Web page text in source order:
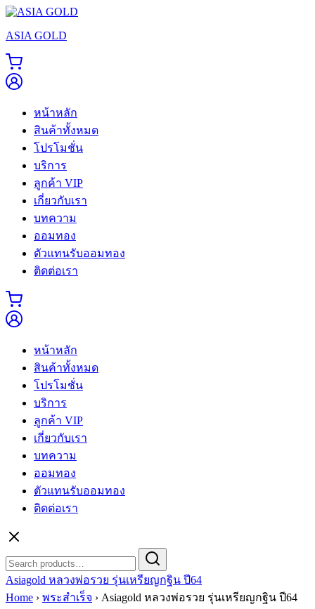
Skip
content
ASIA GOLD
หน้าหลัก
สินค้าทั้งหมด
โปรโมชั่น
บริการ
ลูกค้า VIP
เกี่ยวกับเรา
บทความ
ออมทอง
ตัวแทนรับออมทอง
ติดต่อเรา
หน้าหลัก
สินค้าทั้งหมด
โปรโมชั่น
บริการ
ลูกค้า VIP
เกี่ยวกับเรา
บทความ
ออมทอง
ตัวแทนรับออมทอง
ติดต่อเรา
for:
Asiagold หลวงพ่อรวย รุ่นเหรียญกฐิน ปี64
Home › พระสำเร็จ › Asiagold หลวงพ่อรวย รุ่นเหรียญกฐิน ปี64